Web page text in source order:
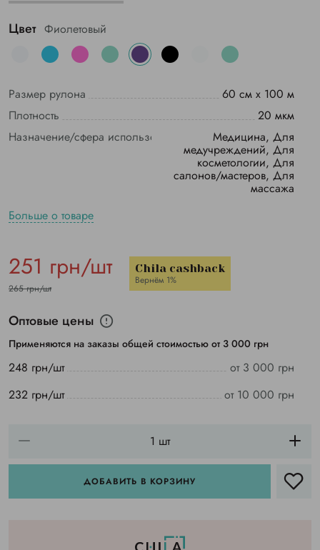
Цвет Фиолетовый
Размер рулона
60 см х 100 м
Плотность
20 мкм
Назначение/сфера использования
Медицина, Для
медучреждений, Для
косметологии, Для
салонов/мастеров, Для
массажа
Больше о товаре
251 грн/шт
265 грн/шт
Chila cashback
Вернём 1%
Оптовые цены
Применяются на заказы общей стоимостью от 3 000 грн
248 грн/шт
от 3 000 грн
232 грн/шт
от 10 000 грн
ДОБАВИТЬ В КОРЗИНУ